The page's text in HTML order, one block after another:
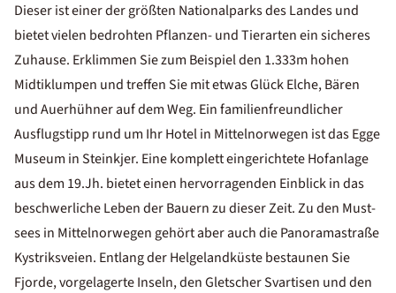
Dieser ist einer der größten Nationalparks des Landes und
bietet vielen bedrohten Pflanzen- und Tierarten ein sicheres
Zuhause. Erklimmen Sie zum Beispiel den 1.333m hohen
Midtiklumpen und treffen Sie mit etwas Glück Elche, Bären
und Auerhühner auf dem Weg. Ein familienfreundlicher
Ausflugstipp rund um Ihr Hotel in Mittelnorwegen ist das Egge
Museum in Steinkjer. Eine komplett eingerichtete Hofanlage
aus dem 19.Jh. bietet einen hervorragenden Einblick in das
beschwerliche Leben der Bauern zu dieser Zeit. Zu den Must-
sees in Mittelnorwegen gehört aber auch die Panoramastraße
Kystriksveien. Entlang der Helgelandküste bestaunen Sie
Fjorde, vorgelagerte Inseln, den Gletscher Svartisen und den